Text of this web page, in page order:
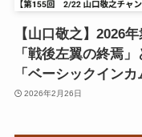
【山口敬之】2026
「戦後左翼の終焉
「ベーシックイン
2026年2月26日